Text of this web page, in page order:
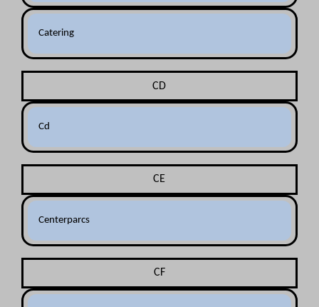
Catering
CD
Cd
CE
Centerparcs
CF